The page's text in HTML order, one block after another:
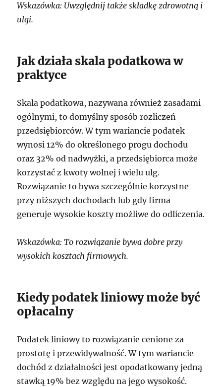
Wskazówka: Uwzględnij także składkę zdrowotną i
ulgi.
Jak działa skala podatkowa w
praktyce
Skala podatkowa, nazywana również zasadami
ogólnymi, to domyślny sposób rozliczeń
przedsiębiorców. W tym wariancie podatek
wynosi 12% do określonego progu dochodu
oraz 32% od nadwyżki, a przedsiębiorca może
korzystać z kwoty wolnej i wielu ulg.
Rozwiązanie to bywa szczególnie korzystne
przy niższych dochodach lub gdy firma
generuje wysokie koszty możliwe do odliczenia.
Wskazówka: To rozwiązanie bywa dobre przy
wysokich kosztach firmowych.
Kiedy podatek liniowy może być
opłacalny
Podatek liniowy to rozwiązanie cenione za
prostotę i przewidywalność. W tym wariancie
dochód z działalności jest opodatkowany jedną
stawką 19% bez względu na jego wysokość.